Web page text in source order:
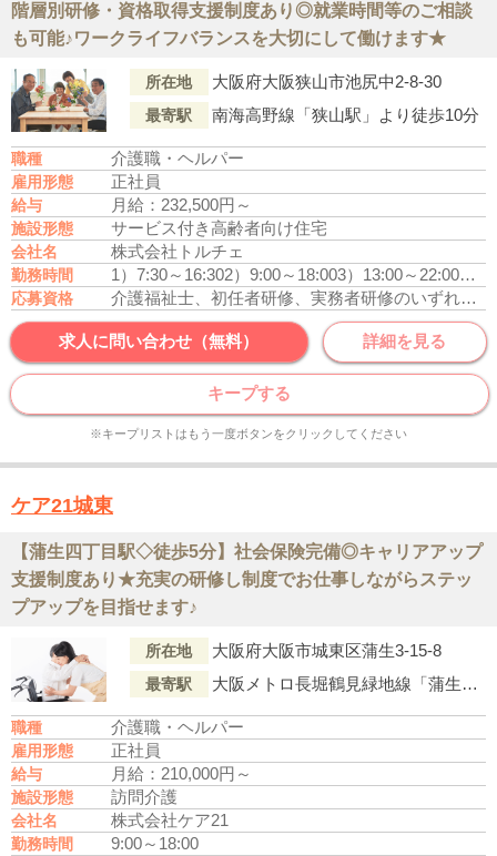
階層別研修・資格取得支援制度あり◎就業時間等のご相談
も可能♪ワークライフバランスを大切にして働けます★
所在地 大阪府大阪狭山市池尻中2-8-30
最寄駅 南海高野線「狭山駅」より徒歩10分
職種 介護職・ヘルパー
雇用形態 正社員
給与 月給：232,500円～
施設形態 サービス付き高齢者向け住宅
会社名 株式会社トルチェ
勤務時間 1）7:30～16:302）9:00～18:003）13:00～22:00
応募資格 介護福祉士、初任者研修、実務者研修のいずれかの資格をお持ちの方
求人に問い合わせ（無料） 詳細を見る
キープする
※キープリストはもう一度ボタンをクリックしてください
ケア21城東
【蒲生四丁目駅◇徒歩5分】社会保険完備◎キャリアアップ
支援制度あり★充実の研修し制度でお仕事しながらステッ
プアップを目指せます♪
所在地 大阪府大阪市城東区蒲生3-15-8
最寄駅 大阪メトロ長堀鶴見緑地線「蒲生四丁目駅」より徒歩5分
職種 介護職・ヘルパー
雇用形態 正社員
給与 月給：210,000円～
施設形態 訪問介護
会社名 株式会社ケア21
勤務時間 9:00～18:00